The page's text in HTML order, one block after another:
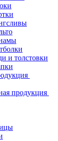
и толстовки
продукция